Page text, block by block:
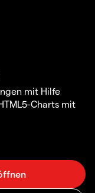
mit Hilfe
Charts mit